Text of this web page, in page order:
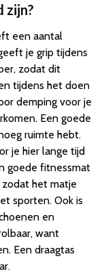
zijn?
een aantal
je grip tijdens
zodat dit
tijdens het doen
demping voor je
Een goede
ruimte hebt.
je hier lange tijd
goede fitnessmat
het matje
sporten. Ook is
en
want
Een draagtas